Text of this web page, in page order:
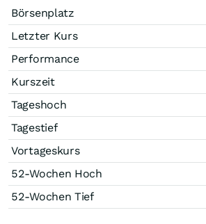
Börsenplatz
Letzter Kurs
Performance
Kurszeit
Tageshoch
Tagestief
Vortageskurs
52-Wochen Hoch
52-Wochen Tief